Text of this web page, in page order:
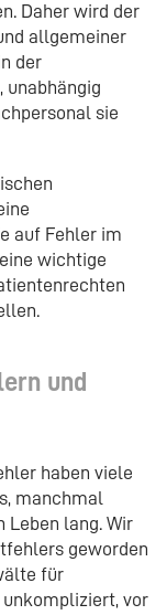
Daher wird der
allgemeiner
der
unabhängig
sie
auf Fehler im
wichtige
und
haben viele
manchmal
Leben lang. Wir
geworden
für
vor